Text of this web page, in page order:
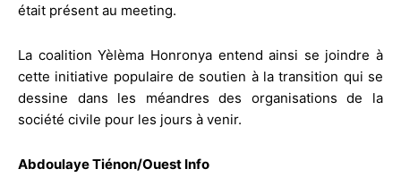
était présent au meeting.
La coalition Yèlèma Honronya entend ainsi se joindre à
cette initiative populaire de soutien à la transition qui se
dessine dans les méandres des organisations de la
société civile pour les jours à venir.
Abdoulaye Tiénon/Ouest Info